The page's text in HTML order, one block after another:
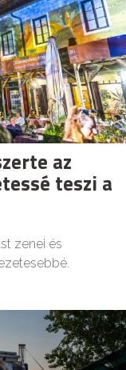
az
teszi a
zenei és